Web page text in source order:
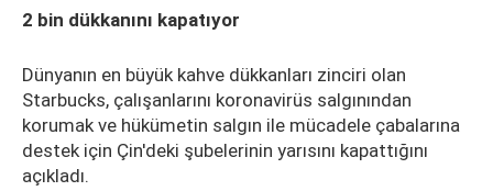
2 bin dükkanını kapatıyor
Dünyanın en büyük kahve dükkanları zinciri olan
Starbucks, çalışanlarını koronavirüs salgınından
korumak ve hükümetin salgın ile mücadele çabalarına
destek için Çin'deki şubelerinin yarısını kapattığını
açıkladı.